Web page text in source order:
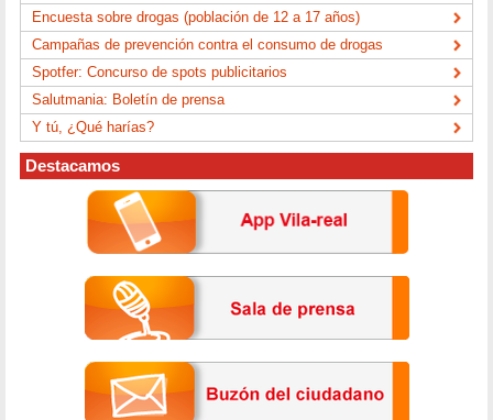
Encuesta sobre drogas (población de 12 a 17 años)
Campañas de prevención contra el consumo de drogas
Spotfer: Concurso de spots publicitarios
Salutmania: Boletín de prensa
Y tú, ¿Qué harías?
Destacamos